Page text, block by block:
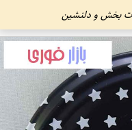
بخش و دلنشین